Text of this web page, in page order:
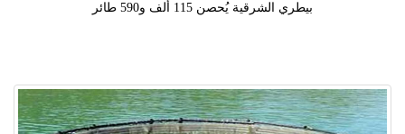
بيطري الشرقية يُحصن 115 ألف و590 طائر